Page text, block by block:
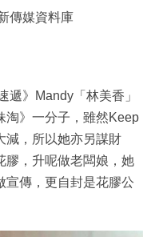
傳媒資料庫
遞》Mandy「林美香」
淘》一分子，雖然Keep
減，所以她亦另謀財
膠，升呢做老闆娘，她
宣傳，更自封是花膠公